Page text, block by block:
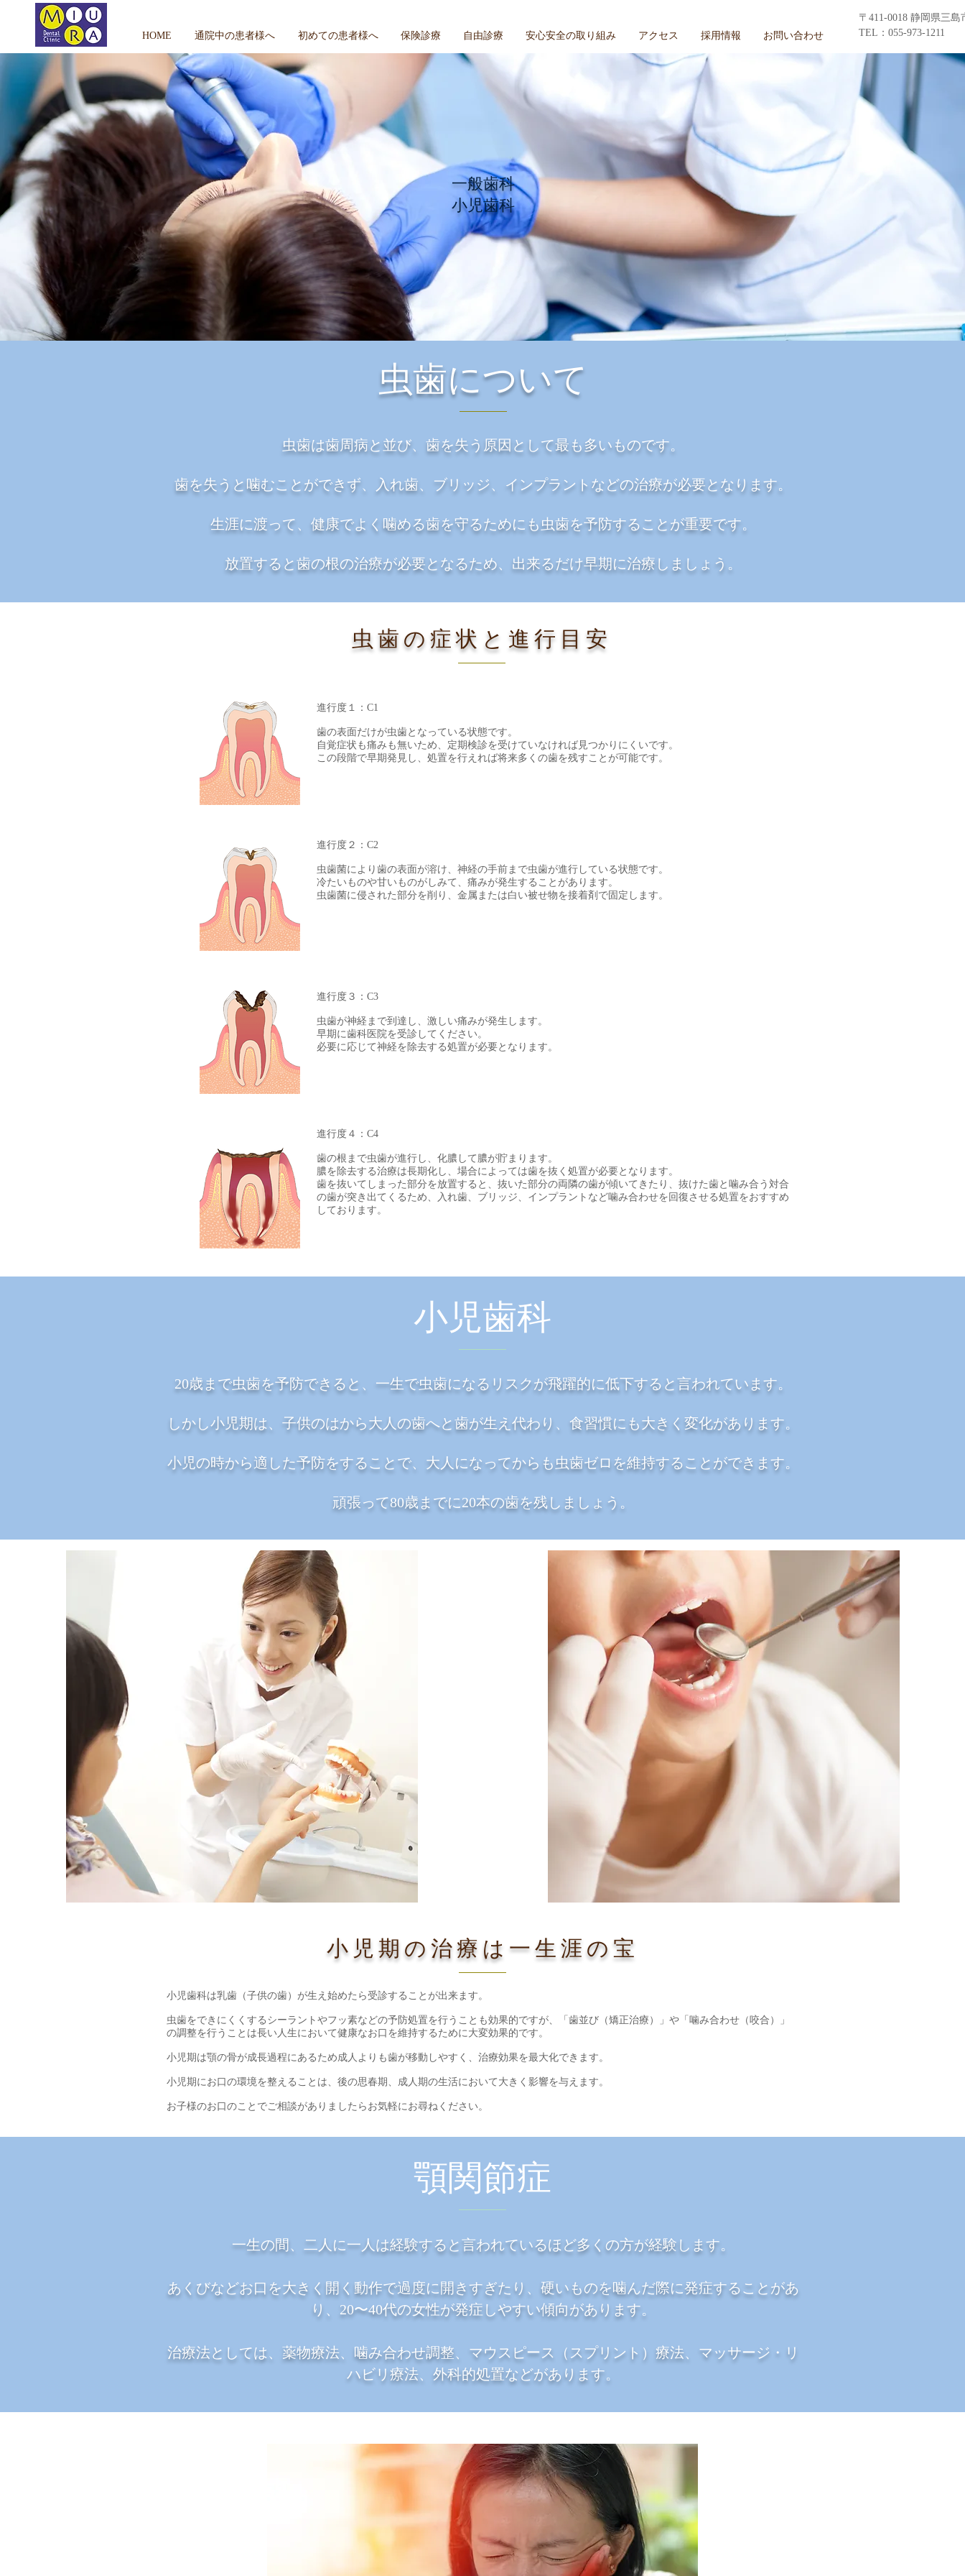
HOME 通院中の患者様へ 初めての患者様へ 保険診療 自由診療 安心安全の取り組み アクセス 採用情報 お問い合わせ
〒411-0018 静岡県三島
TEL：055-973-1211
​一般歯科
​小児歯科
虫歯について
虫歯は歯周病と並び、歯を失う原因として最も多いものです。
歯を失うと噛むことができず、入れ歯、ブリッジ、インプラントなどの治療が必要となります。
​生涯に渡って、健康でよく噛める歯を守るためにも虫歯を予防することが重要です。
放置すると歯の根の治療が必要となるため、​出来るだけ早期に治療しましょう。
虫歯の症状と進行目安
進行度１：C1
歯の表面だけが虫歯となっている状態です。
自覚症状も痛みも無いため、定期検診を受けていなければ見つかりにくいです。
​この段階で早期発見し、処置を行えれば将来多くの歯を残すことが可能です。
進行度２：C2
虫歯菌により歯の表面が溶け、神経の手前まで虫歯が進行している状態です。
冷たいものや甘いものがしみて、痛みが発生することがあります。
虫歯菌に侵された部分を削り、金属または白い被せ物を接着剤で固定します。
進行度３：C3
虫歯が神経まで到達し、激しい痛みが発生します。​
​早期に歯科医院を受診してください。
​必要に応じて神経を除去する処置が必要となります。
進行度４：C4
歯の根まで虫歯が進行し、化膿して膿が貯まります。
膿を除去する治療は長期化し、場合によっては歯を抜く処置が必要となります。
歯を抜いてしまった部分を放置すると、抜いた部分の両隣の歯が傾いてきたり、抜けた歯と噛み合う対合
の歯が突き出てくるため、入れ歯、ブリッジ、インプラントなど噛み合わせを回復させる処置をおすすめ
しております。
小児歯科
20歳まで虫歯を予防できると、一生で虫歯になるリスクが飛躍的に低下すると言われています。
しかし小児期は、子供のはから大人の歯へと歯が生え代わり、食習慣にも大きく変化があります。
小児の時から適した予防をすることで、大人になってからも虫歯ゼロを維持することができます。
​頑張って80歳までに20本の歯を残しましょう。
小児歯科は乳歯（子供の歯）が生え始めたら受診することが出来ます。
虫歯をできにくくするシーラントやフッ素などの予防処置を行うことも効果的ですが​、「歯並び（矯正治療）」や「噛み合わせ（咬合）」
の調整を行うことは長い人生において健康なお口を維持するために大変効果的です。
小児期は顎の骨が成長過程にあるため成人よりも歯が移動しやすく、治療効果を最大化できます。
​小児期にお口の環境を整えることは、後の思春期、成人期の生活において大きく影響を与えます。
​お子様のお口のことでご相談がありましたらお気軽にお尋ねください。
小児期の治療は一生涯の宝
顎関節症
一生の間、二人に一人は経験すると言われているほど多くの方が経験します。
あくびなどお口を大きく開く動作で過度に開きすぎたり、硬いものを噛んだ際に発症することがあ
り、20〜40代の女性が発症しやすい傾向があります。
治療法としては、薬物療法、噛み合わせ調整、マウスピース（スプリント）療法、マッサージ・リ
ハビリ療法、外科的処置などがあります。